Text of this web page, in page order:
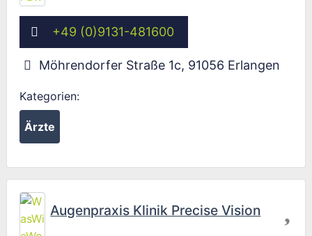
+49 (0)9131-481600
Möhrendorfer Straße 1c, 91056 Erlangen
Kategorien:
Ärzte
Augenpraxis Klinik Precise Vision